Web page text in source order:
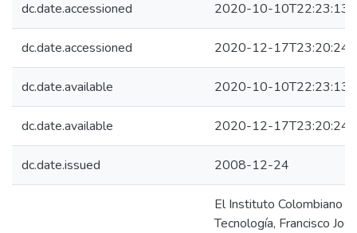
dc.date.accessioned 2020-10-10T22:23:13Z
dc.date.accessioned 2020-12-17T23:20:24Z
dc.date.available 2020-10-10T22:23:13Z
dc.date.available 2020-12-17T23:20:24Z
dc.date.issued 2008-12-24
El Instituto Colombiano
Tecnología, Francisco